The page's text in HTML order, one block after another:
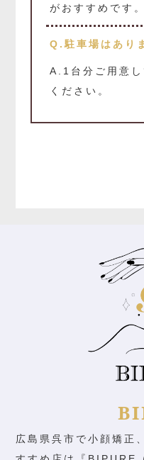
がおすすめです。
Q.駐車場はあり
A.1台分ご用意し
ください。
広島県呉市で小顔矯正